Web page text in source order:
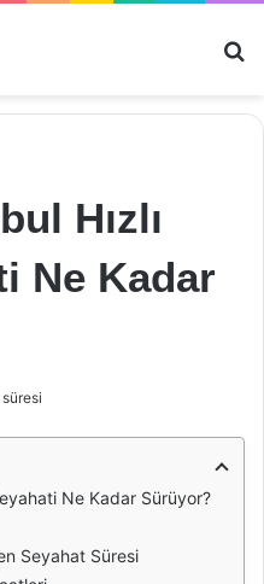
Hızlı
Ne Kadar
Ne Kadar Sürüyor?
Seyahat Süresi